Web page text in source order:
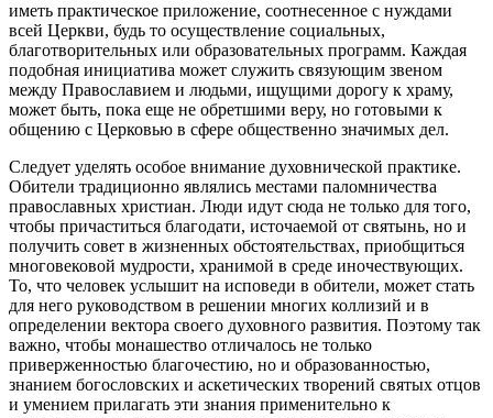
иметь практическое приложение, соотнесенное с нуждами
всей Церкви, будь то осуществление социальных,
благотворительных или образовательных программ. Каждая
подобная инициатива может служить связующим звеном
между Православием и людьми, ищущими дорогу к храму,
может быть, пока еще не обретшими веру, но готовыми к
общению с Церковью в сфере общественно значимых дел.
Следует уделять особое внимание духовнической практике.
Обители традиционно являлись местами паломничества
православных христиан. Люди идут сюда не только для того,
чтобы причаститься благодати, источаемой от святынь, но и
получить совет в жизненных обстоятельствах, приобщиться
многовековой мудрости, хранимой в среде иночествующих.
То, что человек услышит на исповеди в обители, может стать
для него руководством в решении многих коллизий и в
определении вектора своего духовного развития. Поэтому так
важно, чтобы монашество отличалось не только
приверженностью благочестию, но и образованностью,
знанием богословских и аскетических творений святых отцов
и умением прилагать эти знания применительно к